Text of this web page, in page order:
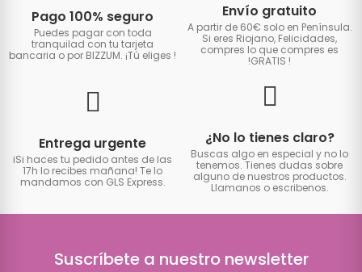
Pago 100% seguro
Puedes pagar con toda
tranquilad con tu tarjeta
bancaria o por BIZZUM. ¡Tú eliges !
Envío gratuito
A partir de 60€ solo en Península.
Si eres Riojano, Felicidades,
compres lo que compres es
!GRATIS !
Entrega urgente
iSi haces tu pedido antes de las
17h lo recibes mañana! Te lo
mandamos con GLS Express.
¿No lo tienes claro?
Buscas algo en especial y no lo
tenemos. Tienes dudas sobre
alguno de nuestros productos.
Llamanos o escribenos.
Suscríbete a nuestro newsletter